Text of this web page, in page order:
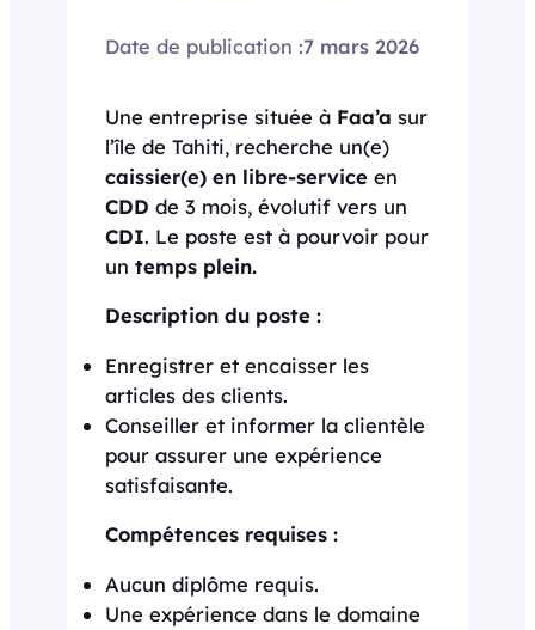
Date de publication :7 mars 2026
Une entreprise située à Faa’a sur
l’île de Tahiti, recherche un(e)
caissier(e) en libre-service en
CDD de 3 mois, évolutif vers un
CDI. Le poste est à pourvoir pour
un temps plein.
Description du poste :
Enregistrer et encaisser les
articles des clients.
Conseiller et informer la clientèle
pour assurer une expérience
satisfaisante.
Compétences requises :
Aucun diplôme requis.
Une expérience dans le domaine